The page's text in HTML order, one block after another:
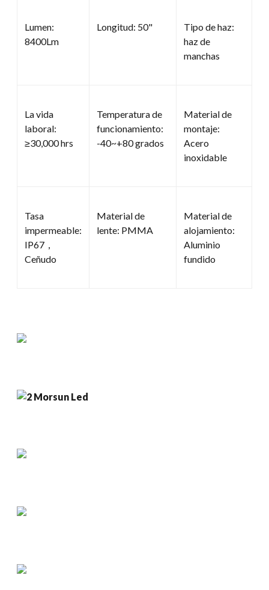
Lumen:
8400Lm
Longitud: 50"
Tipo de haz:
haz de
manchas
La vida
laboral:
≥30,000 hrs
Temperatura de
funcionamiento:
-40~+80 grados
Material de
montaje:
Acero
inoxidable
Tasa
impermeable:
IP67，
Ceñudo
Material de
lente: PMMA
Material de
alojamiento:
Aluminio
fundido